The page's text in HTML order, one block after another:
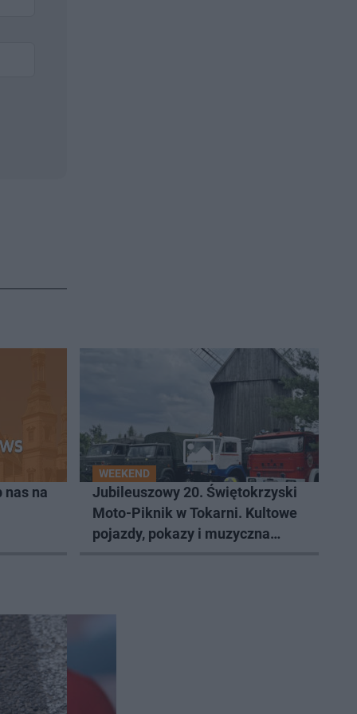
nas na
WEEKEND
Jubileuszowy 20. Świętokrzyski
Moto-Piknik w Tokarni. Kultowe
pojazdy, pokazy i muzyczna